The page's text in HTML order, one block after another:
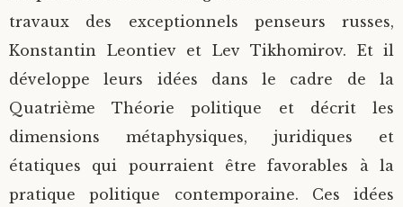
travaux des exceptionnels penseurs russes,
Konstantin Leontiev et Lev Tikhomirov. Et il
développe leurs idées dans le cadre de la
Quatrième Théorie politique et décrit les
dimensions métaphysiques, juridiques et
étatiques qui pourraient être favorables à la
pratique politique contemporaine. Ces idées